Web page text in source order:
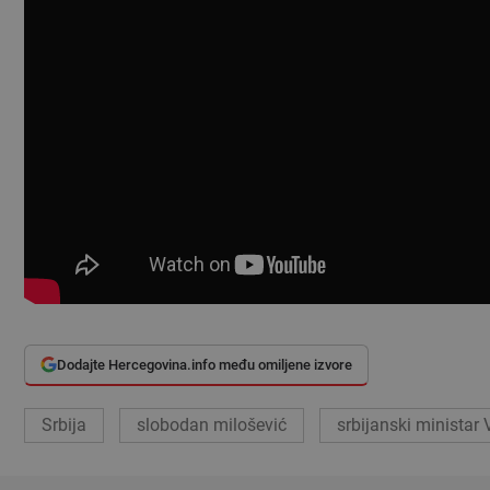
Dodajte Hercegovina.info među omiljene izvore
Srbija slobodan milošević srbijanski ministar